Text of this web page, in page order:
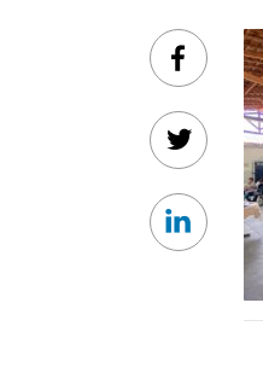
Facebook
Twitter
Linkedin